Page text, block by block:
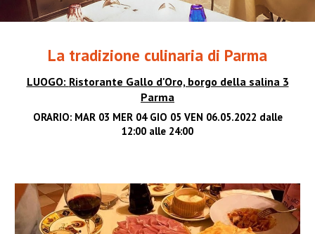
La tradizione culinaria di Parma
LUOGO: Ristorante Gallo d'Oro, borgo della salina 3
Parma
ORARIO: MAR 03 MER 04 GIO 05 VEN 06.05.2022 dalle
12:00 alle 24:00